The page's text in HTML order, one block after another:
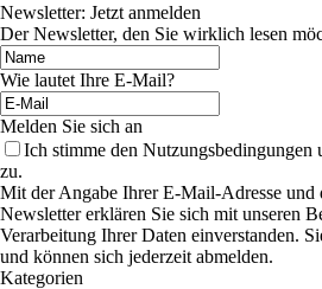
Newsletter: Jetzt anmelden
Der Newsletter, den Sie wirklich lesen
Wie lautet Ihre E-Mail?
Melden Sie sich an
Ich stimme den Nutzungsbedingungen
zu.
Mit der Angabe Ihrer E-Mail-Adresse und
Newsletter erklären Sie sich mit unseren
Verarbeitung Ihrer Daten einverstanden.
und können sich jederzeit abmelden.
Kategorien